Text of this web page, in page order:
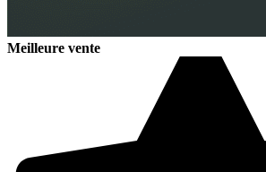
Meilleure vente